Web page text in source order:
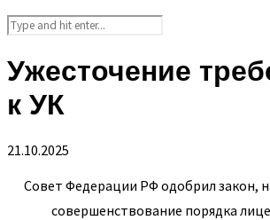
Ужесточение
к УК
21.10.2025
Совет Федерации РФ одобрил закон,
совершенствование порядка